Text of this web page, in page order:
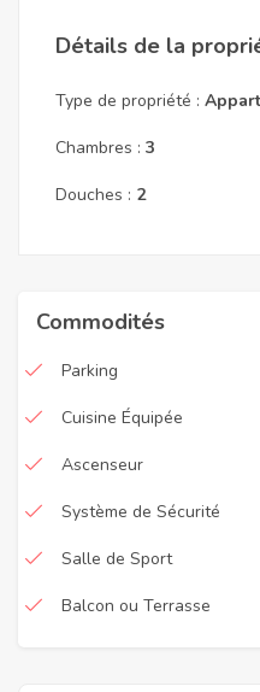
Détails de la
Type de propriété :
Chambres : 3
Douches : 2
Commodités
Parking
Cuisine Équipée
Ascenseur
Système de Sécurité
Salle de Sport
Balcon ou Terrasse